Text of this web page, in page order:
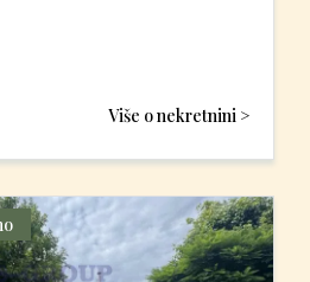
Više o nekretnini >